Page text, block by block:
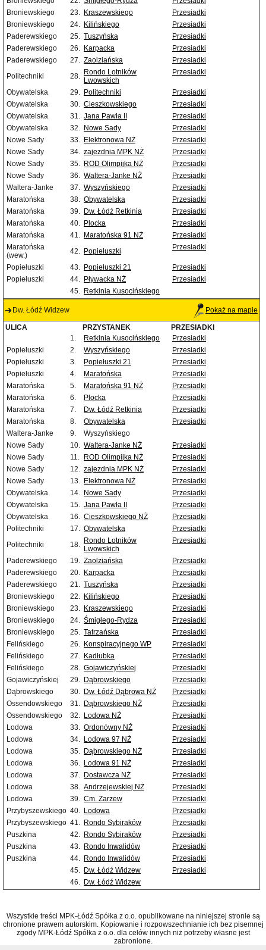
Broniewskiego
23. Kraszewskiego
Przesiadki
Broniewskiego
24. Kilińskiego
Przesiadki
Paderewskiego
25. Tuszyńska
Przesiadki
Paderewskiego
26. Karpacka
Przesiadki
Paderewskiego
27. Zaolziańska
Przesiadki
Politechniki
28. Rondo Lotników
Lwowskich
Przesiadki
Obywatelska 29. Politechniki
Przesiadki
Obywatelska
30. Cieszkowskiego
Przesiadki
Obywatelska
31. Jana Pawła II
Przesiadki
Obywatelska
32. Nowe Sady
Przesiadki
Nowe Sady
33. Elektronowa NŻ
Przesiadki
Nowe Sady
34. zajezdnia MPK NŻ
Przesiadki
Nowe Sady
35. ROD Olimpijka NŻ
Przesiadki
Nowe Sady
36. Waltera-Janke NŻ
Przesiadki
Waltera-Janke
37. Wyszyńskiego
Przesiadki
Maratońska
38. Obywatelska
Przesiadki
Maratońska
39. Dw. Łódź Retkinia
Przesiadki
Maratońska
40. Plocka
Przesiadki
Maratońska
41. Maratońska 91 NŻ
Przesiadki
Maratońska
(wew.)
42. Popiełuszki Przesiadki
Popiełuszki 43. Popiełuszki 21
Przesiadki
Popiełuszki
44. Pływacka NŻ
Przesiadki
45. Retkinia Kusocińskiego
Dw. Łódź Widzew Pokaż na mapie
ULICA PRZYSTANEK
PRZESIADKI
1.
Retkinia Kusocińskiego
Przesiadki
Popiełuszki
2. Wyszyńskiego
Przesiadki
Popiełuszki
3. Popiełuszki 21
Przesiadki
Popiełuszki
4. Maratońska
Przesiadki
Maratońska
5. Maratońska 91 NŻ
Przesiadki
Maratońska
6. Plocka
Przesiadki
Maratońska
7. Dw. Łódź Retkinia
Przesiadki
Maratońska
8. Obywatelska
Przesiadki
Waltera-Janke
9.
Wyszyńskiego
Nowe Sady
10. Waltera-Janke NŻ
Przesiadki
Nowe Sady
11. ROD Olimpijka NŻ
Przesiadki
Nowe Sady
12. zajezdnia MPK NŻ
Przesiadki
Nowe Sady
13. Elektronowa NŻ
Przesiadki
Obywatelska
14. Nowe Sady
Przesiadki
Obywatelska
15. Jana Pawła II
Przesiadki
Obywatelska
16. Cieszkowskiego NŻ
Przesiadki
Politechniki
17. Obywatelska
Przesiadki
Politechniki
18. Rondo Lotników
Lwowskich
Przesiadki
Paderewskiego 19. Zaolziańska
Przesiadki
Paderewskiego
20. Karpacka
Przesiadki
Paderewskiego
21. Tuszyńska
Przesiadki
Broniewskiego
22. Kilińskiego
Przesiadki
Broniewskiego
23. Kraszewskiego
Przesiadki
Broniewskiego
24. Śmigłego-Rydza
Przesiadki
Broniewskiego
25. Tatrzańska
Przesiadki
Felińskiego
26. Konspiracyjnego WP
Przesiadki
Felińskiego
27. Kadłubka
Przesiadki
Felińskiego
28. Gojawiczyńskiej
Przesiadki
Gojawiczyńskiej
29. Dąbrowskiego
Przesiadki
Dąbrowskiego
30. Dw. Łódź Dąbrowa NŻ
Przesiadki
Ossendowskiego
31. Dąbrowskiego NŻ
Przesiadki
Ossendowskiego
32. Lodowa NŻ
Przesiadki
Lodowa
33. Ordonówny NŻ
Przesiadki
Lodowa
34. Lodowa 97 NŻ
Przesiadki
Lodowa
35. Dąbrowskiego NŻ
Przesiadki
Lodowa
36. Lodowa 91 NŻ
Przesiadki
Lodowa
37. Dostawcza NŻ
Przesiadki
Lodowa
38. Andrzejewskiej NŻ
Przesiadki
Lodowa
39. Cm. Zarzew
Przesiadki
Przybyszewskiego 40. Lodowa
Przesiadki
Przybyszewskiego 41. Rondo Sybiraków
Przesiadki
Puszkina
42. Rondo Sybiraków
Przesiadki
Puszkina
43. Rondo Inwalidów
Przesiadki
Puszkina
44. Rondo Inwalidów
Przesiadki
45. Dw. Łódź Widzew
Przesiadki
46. Dw. Łódź Widzew
Wszystkie treści MPK-Łódź Spółka z o.o. opublikowane na niniejszej stronie są
chronione prawem autorskim. Kopiowanie i rozpowszechnianie ich bez pisemnej
zgody MPK-Łódź Spółka z o.o. dla celów innych niż potrzeby własne jest
zabronione.